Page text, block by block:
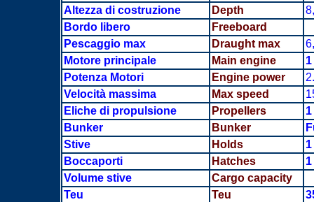
Altezza di costruzione
Depth
Bordo libero
Freeboard
Pescaggio max
Draught max
Motore principale
Main engine 1
Potenza Motori
Engine power
Velocità massima
Max speed
Eliche di propulsione
Propellers
Bunker
Bunker
Stive
Holds 1
Boccaporti
Hatches 1
Volume stive
Cargo capacity
Teu
Teu